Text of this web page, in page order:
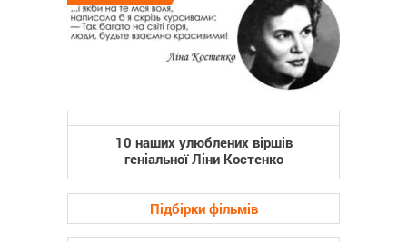
10 наших улюблених віршів
геніальної Ліни Костенко
Підбірки фільмів